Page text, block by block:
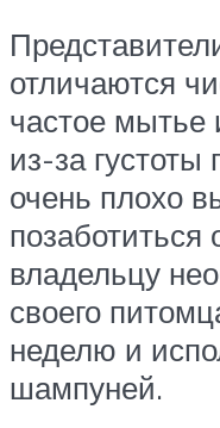
отличаются
частое мытье
из-за густоты
очень плохо
владельцу
своего
неделю и
шампуней.